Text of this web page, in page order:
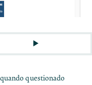
questionado